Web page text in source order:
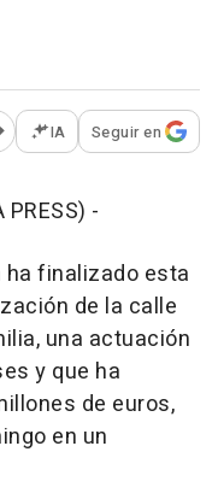
opciones para
IA Seguir en
PRESS) -
ha finalizado esta
de la calle
una actuación
y que ha
de euros,
en un